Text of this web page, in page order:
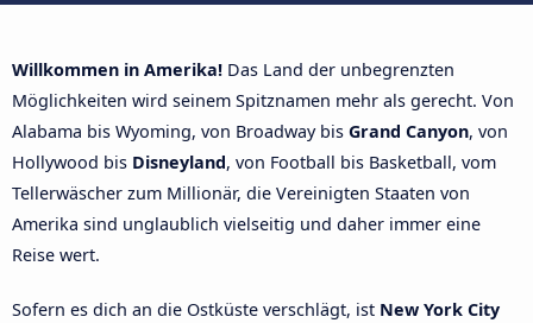
Willkommen in Amerika! Das Land der unbegrenzten
Möglichkeiten wird seinem Spitznamen mehr als gerecht. Von
Alabama bis Wyoming, von Broadway bis Grand Canyon, von
Hollywood bis Disneyland, von Football bis Basketball, vom
Tellerwäscher zum Millionär, die Vereinigten Staaten von
Amerika sind unglaublich vielseitig und daher immer eine
Reise wert.
Sofern es dich an die Ostküste verschlägt, ist New York City